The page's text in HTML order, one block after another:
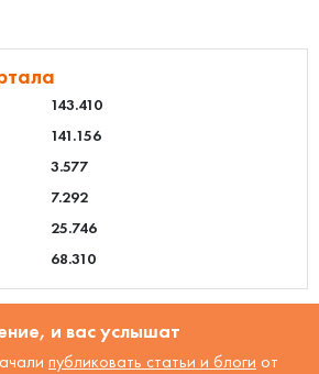
143.410
141.156
3.577
7.292
25.746
68.310
и вас услышат
публиковать статьи и блоги от